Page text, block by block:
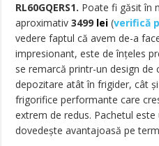
RL60GQERS1. Poate fi găsit în
aproximativ3499 lei (verifică
vedere faptul că avem de-a
impresionant, este de înțeles
se remarcă printr-un design
depozitare atât în frigider, cât
frigorifice performante care
extrem de redus. Pachetul
dovedește avantajoasă pe